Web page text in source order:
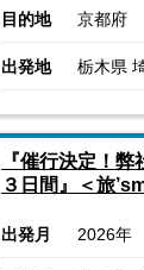
目的地 京都府
出発地 栃木県
『催行決定！
３日間』＜旅
出発月 2026年